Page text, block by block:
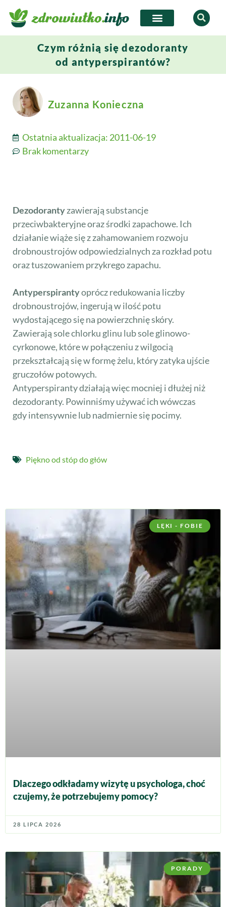
Czym różnią się dezodoranty
od antyperspirantów?
Zuzanna Konieczna
Ostatnia aktualizacja: 2011-06-19
Brak komentarzy
Dezodorantyzawierają substancje
przeciwbakteryjne oraz środki zapachowe. Ich
działanie wiąże się z zahamowaniem rozwoju
drobnoustrojów odpowiedzialnych za rozkład potu
oraz tuszowaniem przykrego zapachu.
Antyperspirantyoprócz redukowania liczby
drobnoustrojów, ingerują w ilość potu
wydostającego się na powierzchnię skóry.
Zawierają sole chlorku glinu lub sole glinowo-
cyrkonowe, które w połączeniu z wilgocią
przekształcają się w formę żelu, który zatyka ujście
gruczołów potowych.
Antyperspiranty działają więc mocniej i dłużej niż
dezodoranty. Powinniśmy używać ich wówczas
gdy intensywnie lub nadmiernie się pocimy.
Piękno od stóp do głów
LĘKI - FOBIE
Dlaczego odkładamy wizytę u psychologa, choć
czujemy, że potrzebujemy pomocy?
28 LIPCA 2026
PORADY